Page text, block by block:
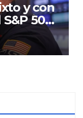
y con
500,
sobre